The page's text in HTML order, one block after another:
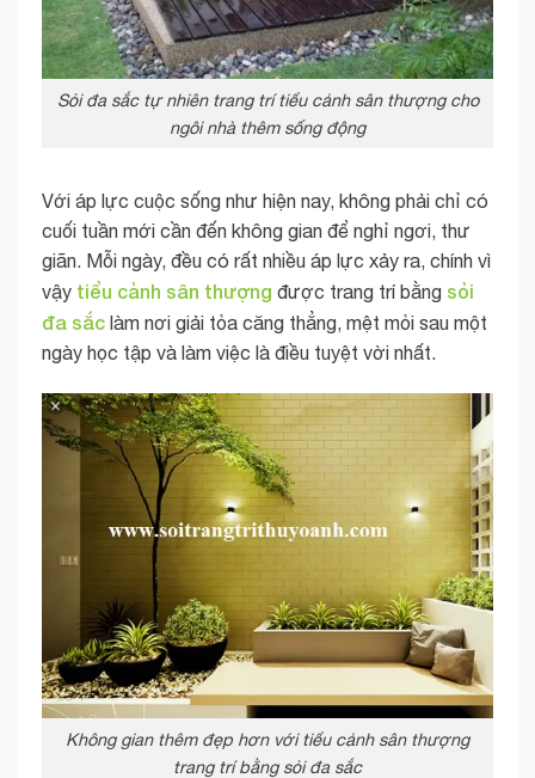
Sỏi đa sắc tự nhiên trang trí tiểu cảnh sân thượng cho
ngôi nhà thêm sống động
Với áp lực cuộc sống như hiện nay, không phải chỉ có
cuối tuần mới cần đến không gian để nghỉ ngơi, thư
giãn. Mỗi ngày, đều có rất nhiều áp lực xảy ra, chính vì
vậy tiểu cảnh sân thượng được trang trí bằng sỏi
đa sắc làm nơi giải tỏa căng thẳng, mệt mỏi sau một
ngày học tập và làm việc là điều tuyệt vời nhất.
Không gian thêm đẹp hơn với tiểu cảnh sân thượng
trang trí bằng sỏi đa sắc